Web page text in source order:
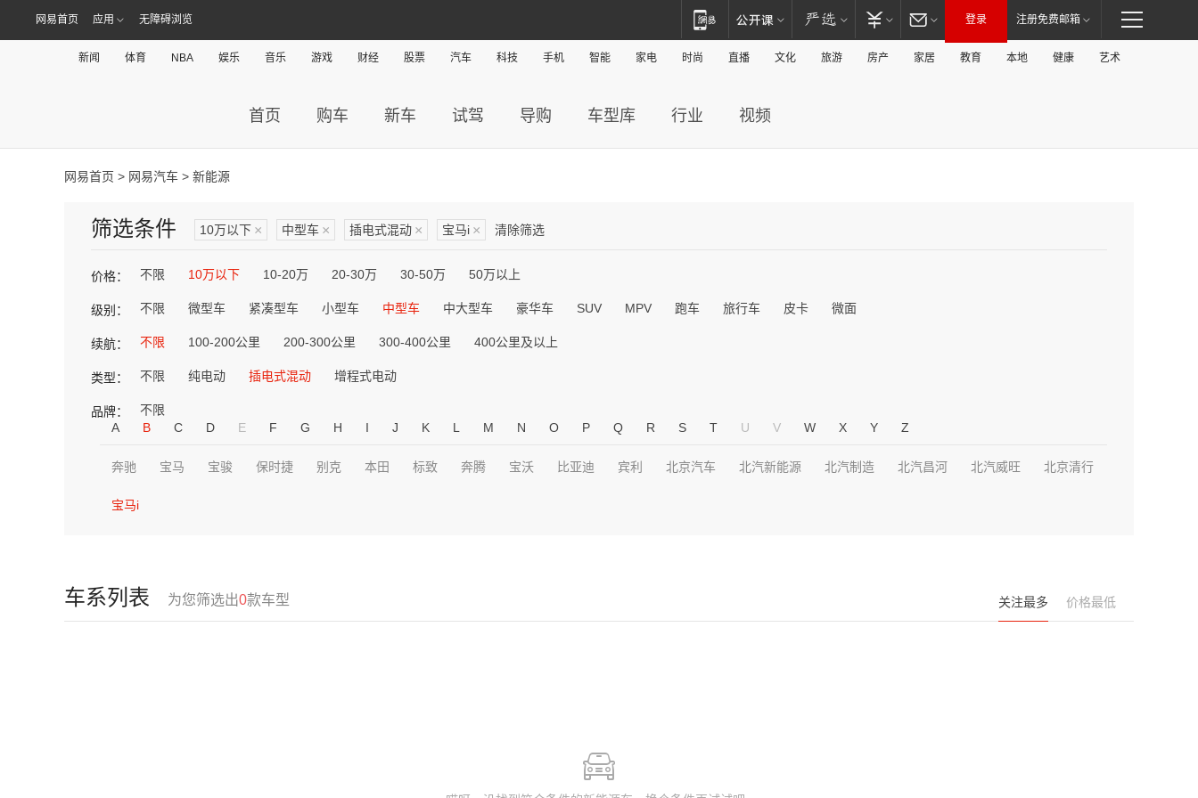
网易首页 应用 无障碍浏览 登录 注册免费邮箱
新闻 体育 NBA 娱乐 音乐 游戏 财经 股票 汽车 科技 手机 智能 家电 时尚 直播 文化 旅游 房产 家居 教育 本地 健康 艺术
首页 购车 新车 试驾 导购 车型库 行业 视频
网易首页 > 网易汽车 > 新能源
筛选条件 10万以下 × 中型车 × 插电式混动 × 宝马i × 清除筛选
价格： 不限 10万以下 10-20万 20-30万 30-50万 50万以上
级别： 不限 微型车 紧凑型车 小型车 中型车 中大型车 豪华车 SUV MPV 跑车 旅行车 皮卡 微面
续航： 不限 100-200公里 200-300公里 300-400公里 400公里及以上
类型： 不限 纯电动 插电式混动 增程式电动
品牌：
不限
A
B C D E F G H I J K L M N O P Q R S T U V W X Y Z
奔驰 宝马 宝骏 保时捷 别克 本田 标致 奔腾 宝沃 比亚迪 宾利 北京汽车 北汽新能源 北汽制造 北汽昌河 北汽威旺 北京清行
宝马i
车系列表 为您筛选出0款车型 关注最多 价格最低